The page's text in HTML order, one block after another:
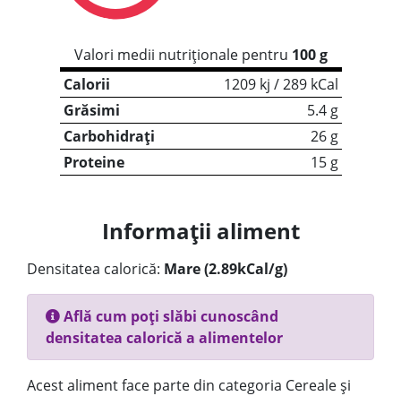
Valori medii nutriționale pentru 100 g
Calorii
1209 kj / 289 kCal
Grăsimi
5.4 g
Carbohidrați
26 g
Proteine
15 g
Informații aliment
Densitatea calorică: Mare (2.89kCal/g)
Află cum poți slăbi cunoscând
densitatea calorică a alimentelor
Acest aliment face parte din categoria Cereale și